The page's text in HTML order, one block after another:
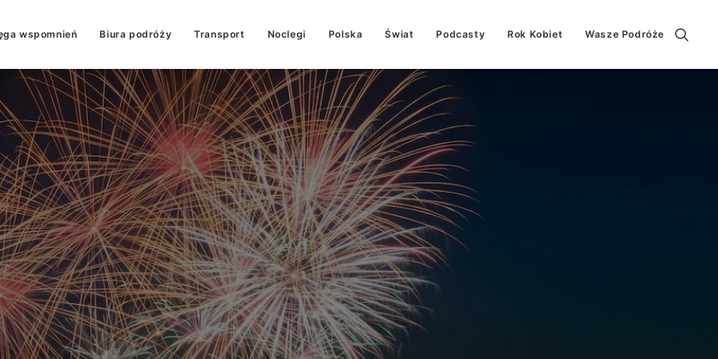
wspomnień Biura podróży Transport Noclegi Polska Świat Podcasty Rok Kobiet Wasze Podróże